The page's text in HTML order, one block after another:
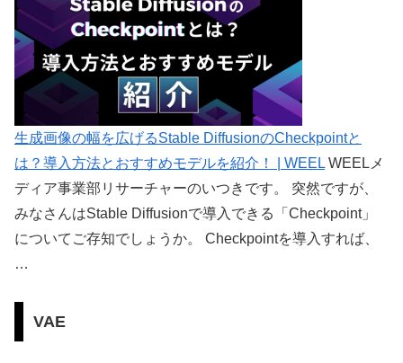
生成画像の幅を広げるStable DiffusionのCheckpointと
は？導入方法とおすすめモデルを紹介！ | WEEL WEELメ
ディア事業部リサーチャーのいつきです。 突然ですが、
みなさんはStable Diffusionで導入できる「Checkpoint」
についてご存知でしょうか。 Checkpointを導入すれば、
…
VAE